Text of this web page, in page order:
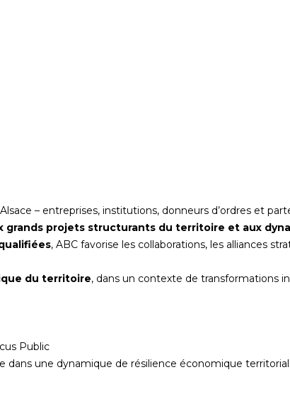
– entreprises, institutions, donneurs d’ordres et
projets structurants du territoire et aux
, ABC favorise les collaborations, les alliances
du territoire, dans un contexte de transformations
Public
dans une dynamique de résilience économique